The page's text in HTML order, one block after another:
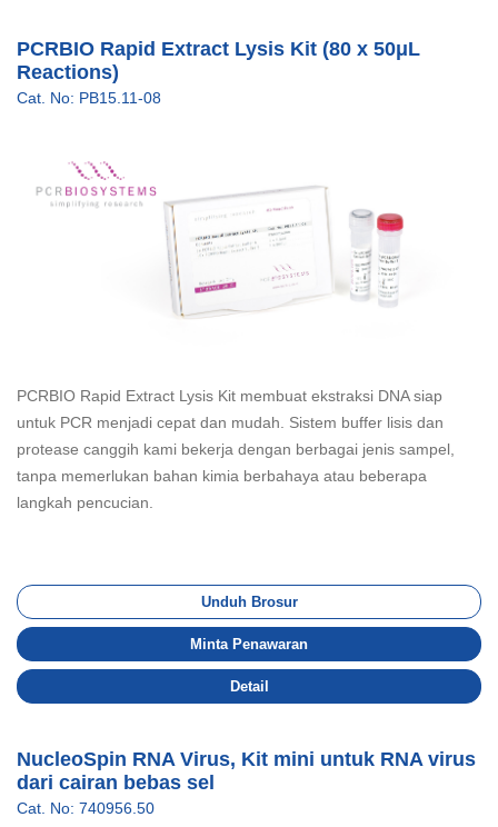
PCRBIO Rapid Extract Lysis Kit (80 x 50μL
Reactions)
Cat. No: PB15.11-08
PCRBIO Rapid Extract Lysis Kit membuat ekstraksi DNA siap
untuk PCR menjadi cepat dan mudah. Sistem buffer lisis dan
protease canggih kami bekerja dengan berbagai jenis sampel,
tanpa memerlukan bahan kimia berbahaya atau beberapa
langkah pencucian.
Unduh Brosur
Minta Penawaran
Detail
NucleoSpin RNA Virus, Kit mini untuk RNA virus
dari cairan bebas sel
Cat. No: 740956.50